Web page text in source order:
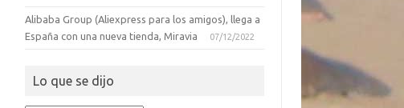
Alibaba Group (Aliexpress para los amigos), llega a
España con una nueva tienda, Miravia
07/12/2022
Lo que se dijo